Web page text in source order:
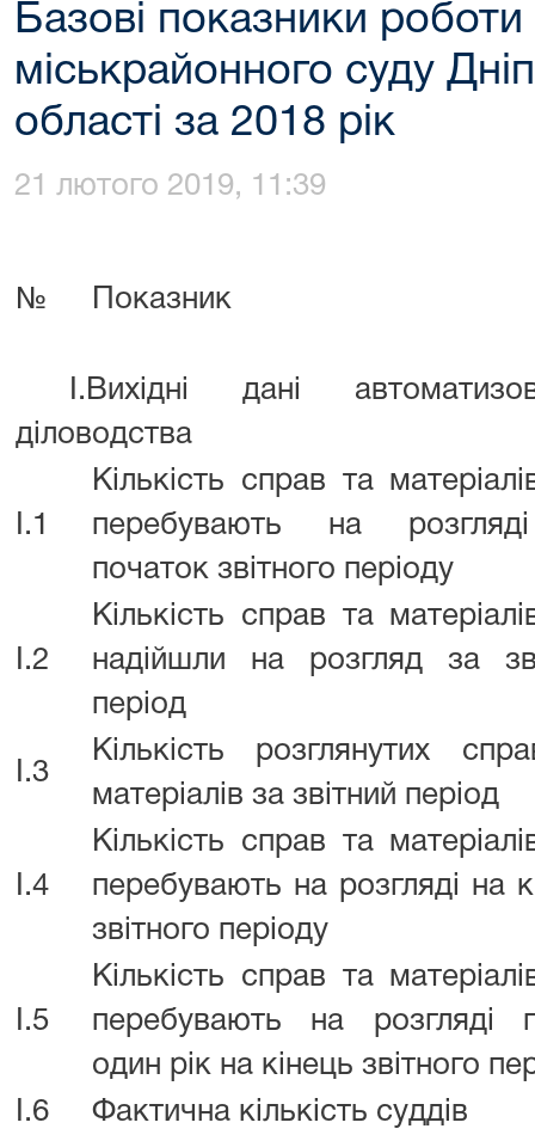
Базові показники
міськрайонного суду
області за 2018 рік
21 лютого 2019, 11:39
№ Показник
I.Вихідні дані
діловодства
I.1
Кількість справ та
перебувають на
початок звітного періоду
I.2
Кількість справ та
надійшли на розгляд за
період
I.3
Кількість розглянутих
матеріалів за звітний період
I.4
Кількість справ та
перебувають на розгляді на
звітного періоду
I.5
Кількість справ та
перебувають на розгляді
один рік на кінець звітного
I.6
Фактична кількість суддів